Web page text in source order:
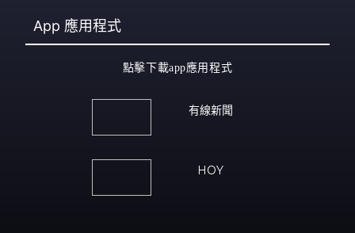
App 應用程式
點擊下載app應用程式
有線新聞
HOY